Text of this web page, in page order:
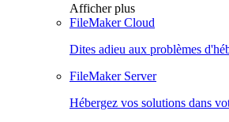
Afficher plus
FileMaker Cloud
Dites adieu aux problèmes
FileMaker Server
Hébergez vos solutions dans